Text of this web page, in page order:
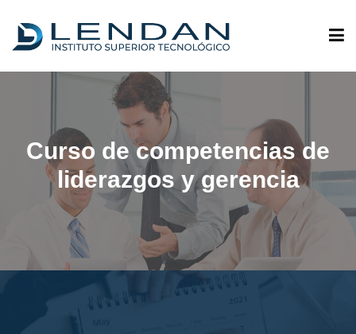
QUIÉNES SOMOS
OFERTA ACADÉMICA
INVESTIGACIÓN
Curso de competencias de
liderazgos y gerencia